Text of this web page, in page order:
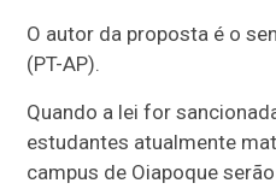
O autor da proposta é o
(PT-AP).
Quando a lei for
estudantes atualmente
campus de Oiapoque